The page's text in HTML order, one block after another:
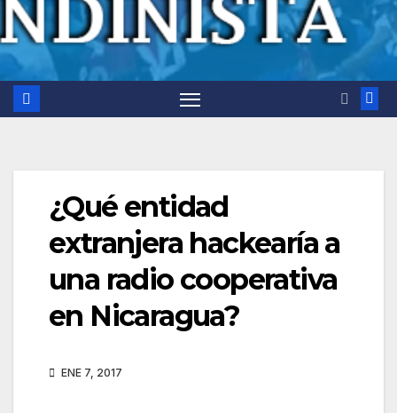
¿Qué entidad
extranjera hackearía a
una radio cooperativa
en Nicaragua?
ENE 7, 2017